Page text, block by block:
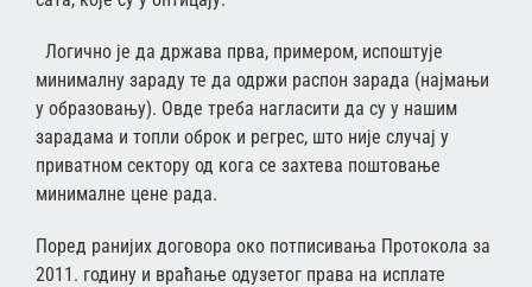
Логично је да држава прва, примером, испоштује
минималну зараду те да одржи распон зарада (најмањи
у образовању). Овде треба нагласити да су у нашим
зарадама и топли оброк и регрес, што није случај у
приватном сектору од кога се захтева поштовање
минималне цене рада.
Поред ранијих договора око потписивања Протокола за
2011. годину и враћање одузетог права на исплате